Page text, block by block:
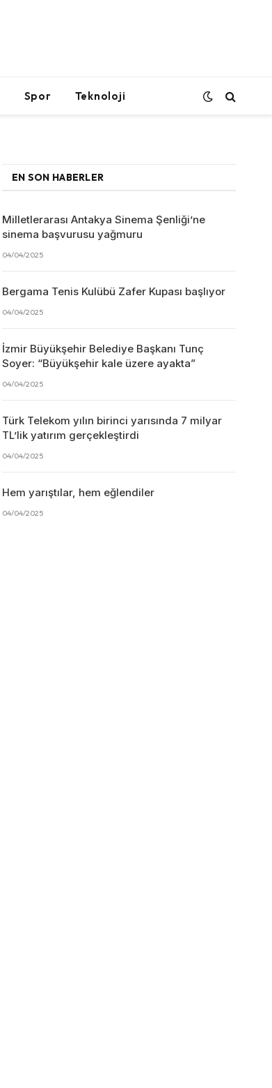
Spor Teknoloji
EN SON HABERLER
Milletlerarası Antakya Sinema Şenliği’ne
sinema başvurusu yağmuru
04/04/2025
Bergama Tenis Kulübü Zafer Kupası başlıyor
04/04/2025
İzmir Büyükşehir Belediye Başkanı Tunç
Soyer: “Büyükşehir kale üzere ayakta”
04/04/2025
Türk Telekom yılın birinci yarısında 7 milyar
TL’lik yatırım gerçekleştirdi
04/04/2025
Hem yarıştılar, hem eğlendiler
04/04/2025